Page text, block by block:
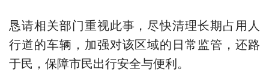
恳请相关部门重视此事，尽快清理长期占用人
行道的车辆，加强对该区域的日常监管，还路
于民，保障市民出行安全与便利。